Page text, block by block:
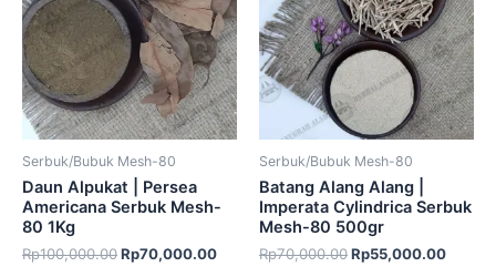
Serbuk/Bubuk Mesh-80
Daun Alpukat | Persea
Americana Serbuk Mesh-
80 1Kg
Rp100,000.00Rp70,000.00
Rp70,000.00.
Serbuk/Bubuk Mesh-80
Batang Alang Alang |
Imperata Cylindrica Serbuk
Mesh-80 500gr
Rp70,000.00Rp55,000.00